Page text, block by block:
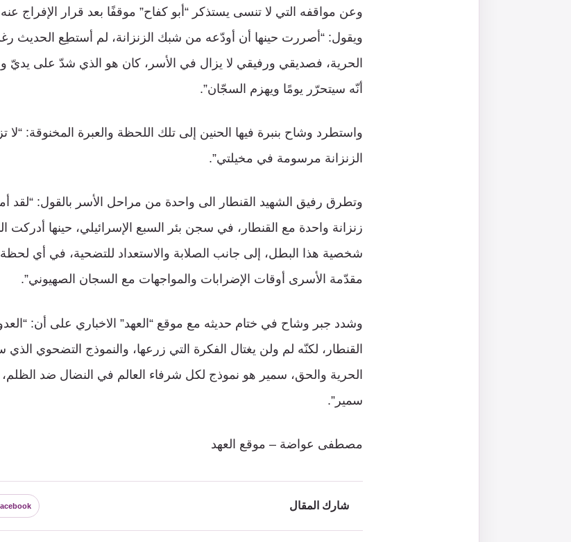
ويقول: “أصررت حينها أن أودّعه من شبك الزنزانة، لم أستطِع الحديث
الحرية، فصديقي ورفيقي لا يزال في الأسر، كان هو الذي شدّ على يديّ
أنّه سيتحرّر يومًا ويهزم السجّان”.
واستطرد وشاح بنبرة فيها الحنين إلى تلك اللحظة والعبرة المخنوقة:
الزنزانة مرسومة في مخيلتي”.
زنزانة واحدة مع القنطار، في سجن بئر السبع الإسرائيلي، حينها أدركت
شخصية هذا البطل، إلى جانب الصلابة والاستعداد للتضحية، في أي
مقدّمة الأسرى أوقات الإضرابات والمواجهات مع السجان الصهيوني”.
وشدد جبر وشاح في ختام حديثه مع موقع “العهد” الاخباري على أن:
القنطار، لكنّه لم ولن يغتال الفكرة التي زرعها، والنموذج التضحوي
الحرية والحق، سمير هو نموذج لكل شرفاء العالم في النضال ضد
سمير”.
مصطفى عواضة – موقع العهد
شارك المقال